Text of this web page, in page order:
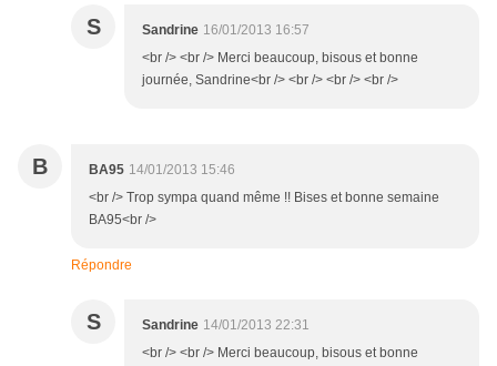
S Sandrine 16/01/2013 16:57
<br /> <br /> Merci beaucoup, bisous et bonne
journée, Sandrine<br /> <br /> <br /> <br />
B BA95 14/01/2013 15:46
<br /> Trop sympa quand même !! Bises et bonne semaine
BA95<br />
Répondre
S Sandrine 14/01/2013 22:31
<br /> <br /> Merci beaucoup, bisous et bonne